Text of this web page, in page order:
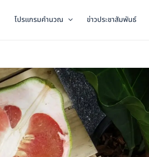
โปรแกรมคำนวณ ข่าวประชาสัมพันธ์